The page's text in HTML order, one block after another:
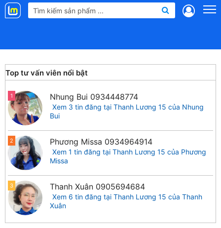
Landmap
Top tư vấn viên nổi bật
1 Nhung Bui 0934448774
Xem 3 tin đăng tại Thanh Lương 15 của Nhung
Bui
2 Phương Missa 0934964914
Xem 1 tin đăng tại Thanh Lương 15 của Phương
Missa
3 Thanh Xuân 0905694684
Xem 6 tin đăng tại Thanh Lương 15 của Thanh
Xuân